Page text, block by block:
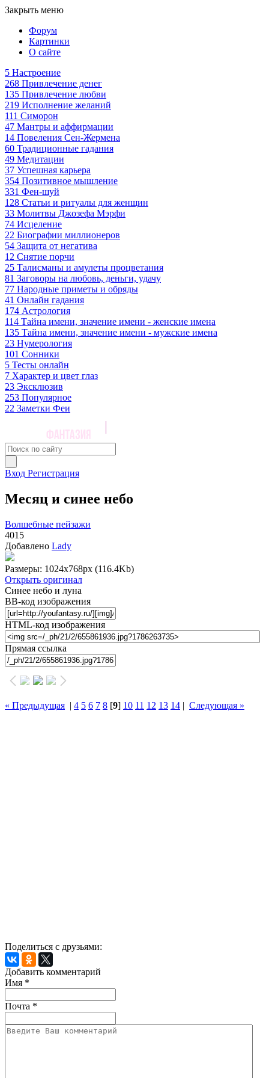
Закрыть меню
Форум
Картинки
О сайте
5 Настроение
268 Привлечение денег
135 Привлечение любви
219 Исполнение желаний
111 Симорон
47 Мантры и аффирмации
14 Повеления Сен-Жермена
60 Традиционные гадания
49 Медитации
37 Успешная карьера
354 Позитивное мышление
331 Фен-шуй
128 Статьи и ритуалы для женщин
33 Молитвы Джозефа Мэрфи
74 Исцеление
22 Биографии миллионеров
54 Защита от негатива
12 Снятие порчи
25 Талисманы и амулеты процветания
81 Заговоры на любовь, деньги, удачу
77 Народные приметы и обряды
41 Онлайн гадания
174 Астрология
114 Тайна имени, значение имени - женские имена
135 Тайна имени, значение имени - мужские имена
23 Нумерология
101 Сонники
5 Тесты онлайн
7 Характер и цвет глаз
23 Эксклюзив
253 Популярное
22 Заметки Феи
Вход Регистрация
Месяц и синее небо
Волшебные пейзажи
4015
Добавлено Lady
Размеры: 1024x768px (116.4Kb)
Открыть оригинал
Синее небо и луна
BB-код изображения
HTML-код изображения
Прямая ссылка
« Предыдущая | 4 5 6 7 8 [9] 10 11 12 13 14 | Следующая »
Поделиться с друзьями:
Добавить комментарий
Имя *
Почта *